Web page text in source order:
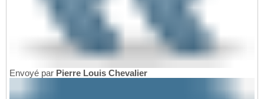
Envoyé par Pierre Louis Chevalier